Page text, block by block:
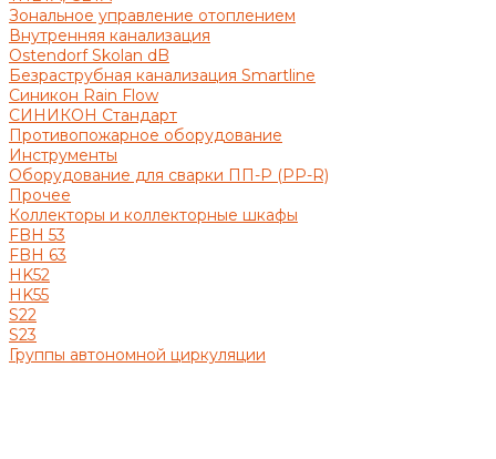
Зональное управление отоплением
Внутренняя канализация
Ostendorf Skolan dB
Безраструбная канализация Smartline
Синикон Rain Flow
СИНИКОН Стандарт
Противопожарное оборудование
Инструменты
Оборудование для сварки ПП-Р (PP-R)
Прочее
Коллекторы и коллекторные шкафы
FBH 53
FBH 63
HK52
HK55
S22
S23
Группы автономной циркуляции